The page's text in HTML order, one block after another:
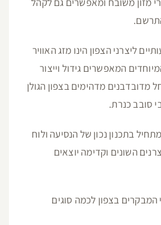
ליצרני הצפון הינו מזג האוויר
המאפשרים גידול וייצור
מדובדבנים מדהימים בצפון הגולן
סובב כנרת.
בתכנון נכון של הנסיעה ולוח
השונים וקדימה יוצאים
בצפון לכמה סוגים